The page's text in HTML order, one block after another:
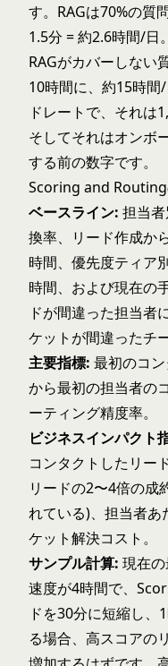
す。RAGは70%の質
1.5分 = 約2.6時間/日
RAGがカバーしない
10時間に、約15時間
ドレートで、それは
そしてそれはオンボ
する前の数字です。
Scoring and Routing
ベースライン: 担当
換率、リード作成か
時間、優先度ティア
時間、および現在の
ドが間違った担当者
ケットが間違ったチ
主要指標: 最初のコ
から最初の担当者の
ーティング精度率。
ビジネスインパクト
コンタクトしたリー
リードの2〜4倍の成
れている)、担当者あ
ケット解決コスト。
サンプル計算: 現在
速度が4時間で、
ドを30分に短縮し、
る場合、高スコアの